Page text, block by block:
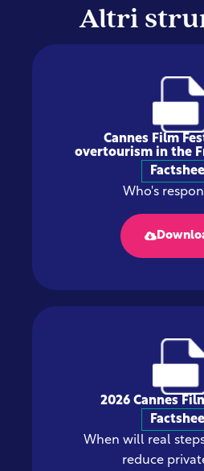
Altri
Cannes Film
overtourism in the
Who's
2026 Cannes
When will real
reduce